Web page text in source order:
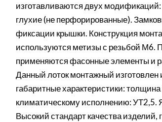
изготавливаются двух
глухие (не перфорированные).
фиксации крышки. Конструкция
используются метизы с резьбой М6.
применяются фасонные элементы и
Данный лоток монтажный
габаритные характеристики:
климатическому исполнению: УТ2,5.
Высокий стандарт качества изделий,